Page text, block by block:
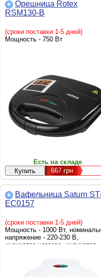
Орешница Rotex
RSM130-B
(сроки поставки 1-5 дней)
Мощность - 750 Вт
Есть на складе
667грн
Вафельница Saturn
EC0157
(сроки поставки 1-5 дней)
Мощность - 1000 Вт,
напряжение - 220-230 В,
индикатор нагрева, индикатор